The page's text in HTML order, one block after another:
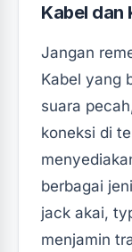
Kabel dan
Jangan
Kabel yang
suara
koneksi di
berbagai
jack akai,
menjamin